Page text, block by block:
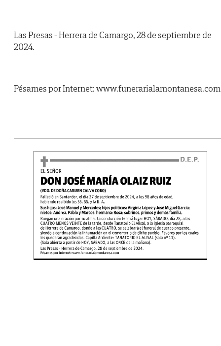
Las Presas - Herrera de Camargo, 28 de septiembre de
2024.
Pésames por Internet: www.funerarialamontanesa.com